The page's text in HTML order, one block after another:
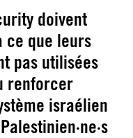
doivent
ce que leurs
pas utilisées
renforcer
israélien